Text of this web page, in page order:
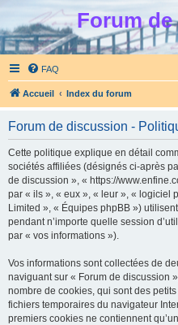
Forum
FAQ
Accueil Index du forum
Forum de discussion -
Cette politique explique en détail
sociétés affiliées (désignés ci-après
de discussion », « https://
par « ils », « eux », « leur », « logiciel
Limited », « Équipes phpBB »)
pendant n’importe quelle session
par « vos informations »).
Vos informations sont collectées de
naviguant sur « Forum de discussion
nombre de cookies, qui sont des
fichiers temporaires du navigateur
premiers cookies ne contiennent